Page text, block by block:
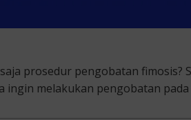
prosedur pengobatan fimosis?
ingin melakukan pengobatan pada